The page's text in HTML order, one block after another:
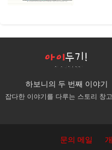
하보니의 두 번째 이야기
잡다한 이야기를 다루는 스토리 창고
문의 메일